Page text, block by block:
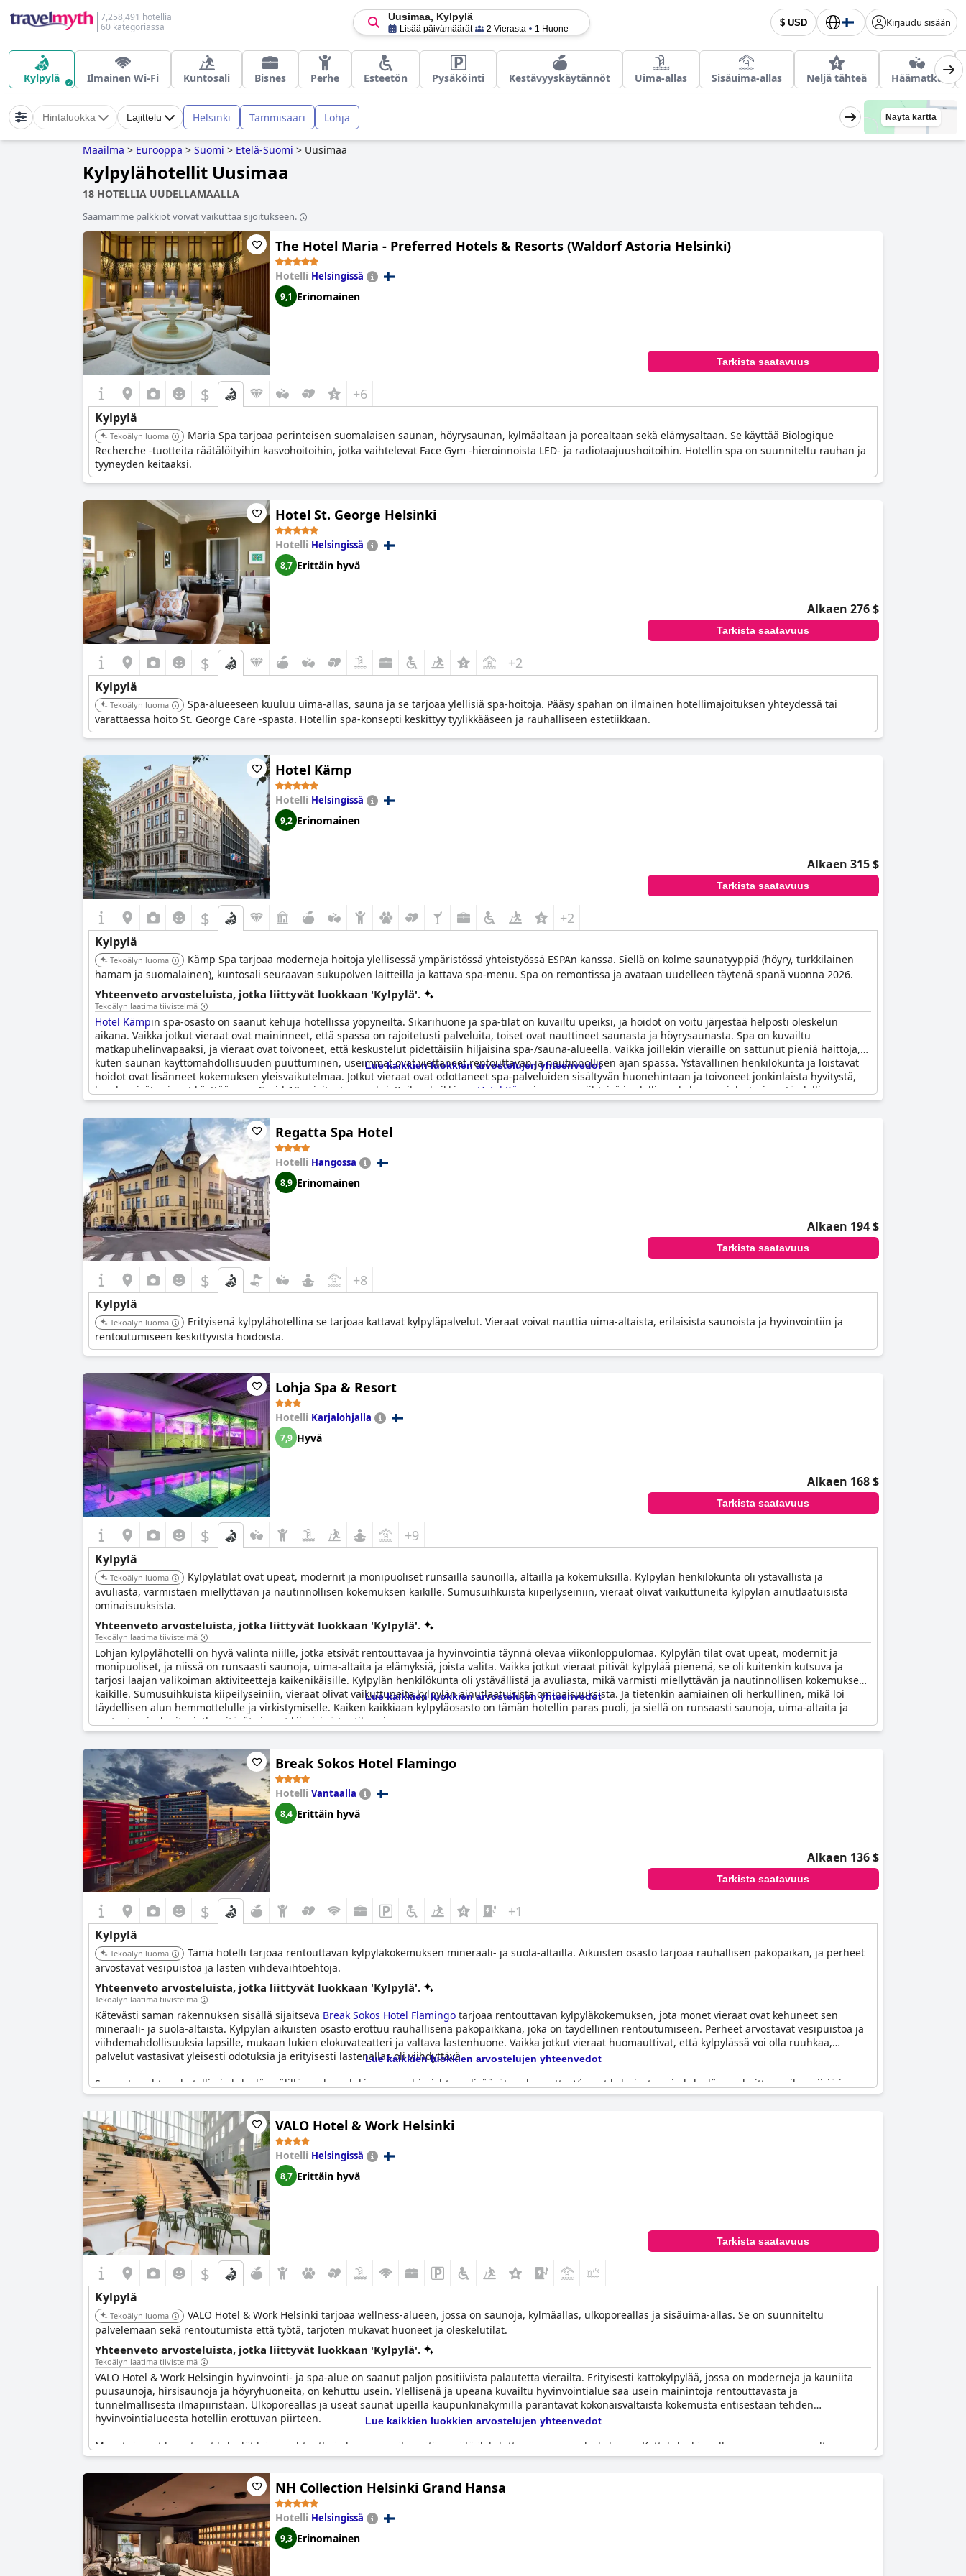
7,258,491 hotellia
60 kategoriassa
$ USD Kirjaudu sisään
Uusimaa, Kylpylä
Lisää päivämäärät 2 Vierasta 1 Huone
Kylpylä Ilmainen Wi-Fi Kuntosali Bisnes Perhe Esteetön Pysäköinti Kestävyyskäytännöt Uima-allas Sisäuima-allas Neljä tähteä Häämatka
Hintaluokka Lajittelu Helsinki Tammisaari Lohja Näytä kartta
Maailma > Eurooppa > Suomi > Etelä-Suomi > Uusimaa
Kylpylähotellit Uusimaa
18 HOTELLIA UUDELLAMAALLA
Saamamme palkkiot voivat vaikuttaa sijoitukseen.
The Hotel Maria - Preferred Hotels & Resorts (Waldorf Astoria Helsinki)
Hotelli Helsingissä
9,1 Erinomainen
Tarkista saatavuus
$ +6
Kylpylä
Tekoälyn luoma
Maria Spa tarjoaa perinteisen suomalaisen saunan, höyrysaunan, kylmäaltaan ja porealtaan sekä elämysaltaan. Se käyttää Biologique
Recherche -tuotteita räätälöityihin kasvohoitoihin, jotka vaihtelevat Face Gym -hieroinnoista LED- ja radiotaajuushoitoihin. Hotellin spa on suunniteltu rauhan ja
tyyneyden keitaaksi.
Hotel St. George Helsinki
Hotelli Helsingissä
8,7 Erittäin hyvä
Alkaen 276 $
Tarkista saatavuus
$ +2
Kylpylä
Tekoälyn luoma
Spa-alueeseen kuuluu uima-allas, sauna ja se tarjoaa ylellisiä spa-hoitoja. Pääsy spahan on ilmainen hotellimajoituksen yhteydessä tai
varattaessa hoito St. George Care -spasta. Hotellin spa-konsepti keskittyy tyylikkääseen ja rauhalliseen estetiikkaan.
Hotel Kämp
Hotelli Helsingissä
9,2 Erinomainen
Alkaen 315 $
Tarkista saatavuus
$ +2
Kylpylä
Tekoälyn luoma
Kämp Spa tarjoaa moderneja hoitoja ylellisessä ympäristössä yhteistyössä ESPAn kanssa. Siellä on kolme saunatyyppiä (höyry, turkkilainen
hamam ja suomalainen), kuntosali seuraavan sukupolven laitteilla ja kattava spa-menu. Spa on remontissa ja avataan uudelleen täytenä spanä vuonna 2026.
Yhteenveto arvosteluista, jotka liittyvät luokkaan 'Kylpylä'.
Tekoälyn laatima tiivistelmä
Hotel Kämpin spa-osasto on saanut kehuja hotellissa yöpyneiltä. Sikarihuone ja spa-tilat on kuvailtu upeiksi, ja hoidot on voitu järjestää helposti oleskelun
aikana. Vaikka jotkut vieraat ovat maininneet, että spassa on rajoitetusti palveluita, toiset ovat nauttineet saunasta ja höyrysaunasta. Spa on kuvailtu
matkapuhelinvapaaksi, ja vieraat ovat toivoneet, että keskustelut pidettäisiin hiljaisina spa-/sauna-alueella. Vaikka joillekin vieraille on sattunut pieniä haittoja,
kuten saunan käyttömahdollisuuden puuttuminen, useimmat ovat viettäneet rentouttavan ja nautinnollisen ajan spassa. Ystävällinen henkilökunta ja loistavat
hoidot ovat lisänneet kokemuksen yleisvaikutelmaa. Jotkut vieraat ovat odottaneet spa-palveluiden sisältyvän huonehintaan ja toivoneet jonkinlaista hyvitystä,
kun he eivät voineet käyttää spaa Covid-19-rajoitusten vuoksi. Kaiken kaikkiaan Hotel Kämp in spa on viihtyisä ja ylellinen kokemus, joka tarjoaa täydellisen
tilaisuuden rentoutua Helsingissä oleskelun aikana.
Lue kaikkien luokkien arvostelujen yhteenvedot
Regatta Spa Hotel
Hotelli Hangossa
8,9 Erinomainen
Alkaen 194 $
Tarkista saatavuus
$ +8
Kylpylä
Tekoälyn luoma
Erityisenä kylpylähotellina se tarjoaa kattavat kylpyläpalvelut. Vieraat voivat nauttia uima-altaista, erilaisista saunoista ja hyvinvointiin ja
rentoutumiseen keskittyvistä hoidoista.
Lohja Spa & Resort
Hotelli Karjalohjalla
7,9 Hyvä
Alkaen 168 $
Tarkista saatavuus
$ +9
Kylpylä
Tekoälyn luoma
Kylpylätilat ovat upeat, modernit ja monipuoliset runsailla saunoilla, altailla ja kokemuksilla. Kylpylän henkilökunta oli ystävällistä ja
avuliasta, varmistaen miellyttävän ja nautinnollisen kokemuksen kaikille. Sumusuihkuista kiipeilyseiniin, vieraat olivat vaikuttuneita kylpylän ainutlaatuisista
ominaisuuksista.
Yhteenveto arvosteluista, jotka liittyvät luokkaan 'Kylpylä'.
Tekoälyn laatima tiivistelmä
Lohjan kylpylähotelli on hyvä valinta niille, jotka etsivät rentouttavaa ja hyvinvointia täynnä olevaa viikonloppulomaa. Kylpylän tilat ovat upeat, modernit ja
monipuoliset, ja niissä on runsaasti saunoja, uima-altaita ja elämyksiä, joista valita. Vaikka jotkut vieraat pitivät kylpylää pienenä, se oli kuitenkin kutsuva ja
tarjosi laajan valikoiman aktiviteetteja kaikenikäisille. Kylpylän henkilökunta oli ystävällistä ja avuliasta, mikä varmisti miellyttävän ja nautinnollisen kokemuksen
kaikille. Sumusuihkuista kiipeilyseiniin, vieraat olivat vaikuttuneita kylpylän ainutlaatuisista ominaisuuksista. Ja tietenkin aamiainen oli herkullinen, mikä loi
täydellisen alun hemmottelulle ja virkistymiselle. Kaiken kaikkiaan kylpyläosasto on tämän hotellin paras puoli, ja siellä on runsaasti saunoja, uima-altaita ja
rentoutumisalueita, jotka pitävät vieraat kiireisinä tuntikausia.
Lue kaikkien luokkien arvostelujen yhteenvedot
Break Sokos Hotel Flamingo
Hotelli Vantaalla
8,4 Erittäin hyvä
Alkaen 136 $
Tarkista saatavuus
$ +1
Kylpylä
Tekoälyn luoma
Tämä hotelli tarjoaa rentouttavan kylpyläkokemuksen mineraali- ja suola-altailla. Aikuisten osasto tarjoaa rauhallisen pakopaikan, ja perheet
arvostavat vesipuistoa ja lasten viihdevaihtoehtoja.
Yhteenveto arvosteluista, jotka liittyvät luokkaan 'Kylpylä'.
Tekoälyn laatima tiivistelmä
Kätevästi saman rakennuksen sisällä sijaitseva Break Sokos Hotel Flamingo tarjoaa rentouttavan kylpyläkokemuksen, jota monet vieraat ovat kehuneet sen
mineraali- ja suola-altaista. Kylpylän aikuisten osasto erottuu rauhallisena pakopaikkana, joka on täydellinen rentoutumiseen. Perheet arvostavat vesipuistoa ja
viihdemahdollisuuksia lapsille, mukaan lukien elokuvateatteri ja valtava lastenhuone. Vaikka jotkut vieraat huomauttivat, että kylpylässä voi olla ruuhkaa,
palvelut vastasivat yleisesti odotuksia ja erityisesti lastenallas oli viihdyttävä.
Saumaton yhteys hotellin ja kylpylän välillä, mukaan lukien suora hissiyhteys, lisäävät mukavuutta. Vieraat kehuivat usein kylpylän rauhoittavaa ilmapiiriä ja sen
hyödyllistä roolia miellyttävässä kauttakulkumatkassa. Kylpylän, kuntosalin, kauppojen ja yleisen sijainnin yhdistelmä houkuttelee monia vierailijoita, vaikka
jotkut ovat yllättyneitä siitä, että kylpylän käyttö ei aina sisälly varaukseen ja saattaa vaatia erillisen oston.
Kylpyläpalveluiden ennakkovaraus on suositeltavaa pettymysten välttämiseksi, sillä vesipuisto voi joskus olla täyteen varattu. Selkeillä ohjeilla ja paremmilla
opasteilla voitaisiin lieventää osaa kylpylän käyttöön liittyvästä sekaannuksesta. Satunnaisista puutteista, kuten ruuhkaisuudesta ja toiveesta useammista
allastiloista huolimatta,Break Sokos Hotel Flamingon kylpylä on edelleen merkittävä vetonaula vieraille, jotka etsivät rentoutumista ja virkistystä yhdestä
kohteesta.
Lue kaikkien luokkien arvostelujen yhteenvedot
VALO Hotel & Work Helsinki
Hotelli Helsingissä
8,7 Erittäin hyvä
Tarkista saatavuus
$
Kylpylä
Tekoälyn luoma
VALO Hotel & Work Helsinki tarjoaa wellness-alueen, jossa on saunoja, kylmäallas, ulkoporeallas ja sisäuima-allas. Se on suunniteltu
palvelemaan sekä rentoutumista että työtä, tarjoten mukavat huoneet ja oleskelutilat.
Yhteenveto arvosteluista, jotka liittyvät luokkaan 'Kylpylä'.
Tekoälyn laatima tiivistelmä
VALO Hotel & Work Helsingin hyvinvointi- ja spa-alue on saanut paljon positiivista palautetta vierailta. Erityisesti kattokylpylää, jossa on moderneja ja kauniita
puusaunoja, hirsisaunoja ja höyryhuoneita, on kehuttu usein. Ylellisenä ja upeana kuvailtu hyvinvointialue saa usein mainintoja rentouttavasta ja
tunnelmallisesta ilmapiiristään. Ulkoporeallas ja useat saunat upeilla kaupunkinäkymillä parantavat kokonaisvaltaista kokemusta entisestään tehden
hyvinvointialueesta hotellin erottuvan piirteen.
Monet vieraat korostavat kylpylätilojen puhtautta ja kunnossapitoa pitäen niitä ilahduttavana osana oleskeluaan. Kattokylpylän, ulkosaunojen ja porealtaan
yhdistelmä tarjoaa ainutlaatuisen ja houkuttelevan rentoutumispaikan. Kylpyläpalveluita kehutaan korkealaatuisiksi, vaikka niistä peritään lisämaksu ja
varaukset on ehkä tehtävä etukäteen.
Monista myönteisistä kommenteista huolimatta joissakin arvosteluissa huomautetaan muutamista kehityskohteista. Kylpyläalue voi olla ruuhkainen, erityisesti
ruuhka-aikoina, ja mainintoja on rajallisesta tilasta ja pienistä altaista, jotka ovat usein lasten käytössä. Lisäksi jotkut vieraat kokevat, että erikseen veloitettavaa
hyvinvointialueen käyttöä tulisi harkita uudelleen hotellin korkean yleisen tason huomioon ottaen.
Kaiken kaikkiaan VALO Hotel & Work Helsingin spa- ja hyvinvointikeskusta pidetään usein tärkeänä kohokohtana, joka tarjoaa vieraille ikimuistoisen ja virkistävän
kokemuksen, jota parantavat erinomaiset tilat ja kaunis kattomiljöö.
Lue kaikkien luokkien arvostelujen yhteenvedot
NH Collection Helsinki Grand Hansa
Hotelli Helsingissä
9,3 Erinomainen